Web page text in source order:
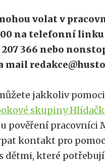
volat v
na telefonní linku
207 366 nebo
mail
jakkoliv
skupiny
pověření pracovníci
kontakt pro
dětmi, které